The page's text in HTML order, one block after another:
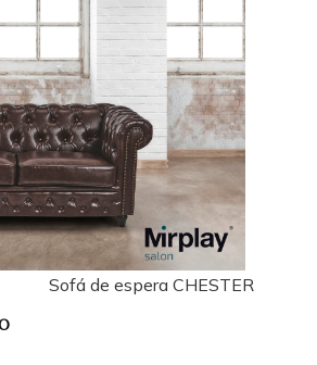
Sofá de espera CHESTER